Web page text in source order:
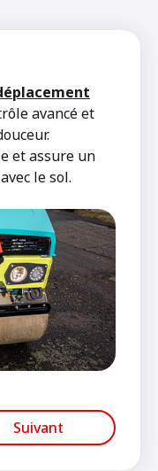
avancé et
et assure un
le sol.
Suivant